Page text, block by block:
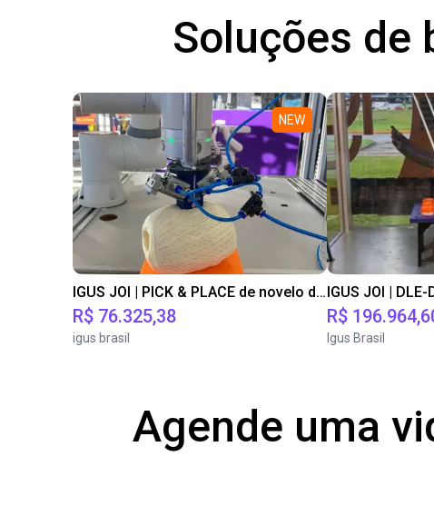
Soluções de
NEW
IGUS JOI | PICK & PLACE de novelo de lã
R$ 76.325,38
igus brasil
R$
Igus Brasil
Agende uma